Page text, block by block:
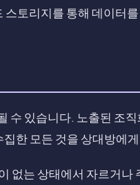
토리지를 통해 데이터
수 있습니다. 노출된 조
한 모든 것을 상대방에
없는 상태에서 자르거나